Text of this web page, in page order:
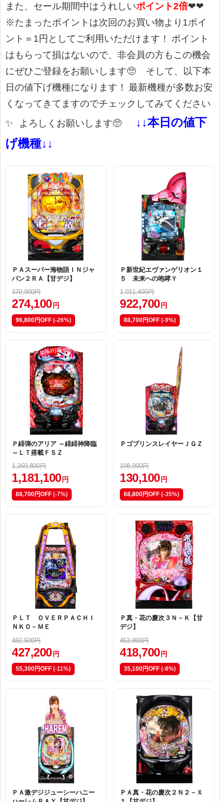
また、セール期間中はうれしいポイント2倍❤❤
※たまったポイントは次回のお買い物より1ポイ
ント＝1円としてご利用いただけます！
ポイント
はもらって損はないので、非会員の方もこの機会
にぜひご登録をお願いします🥺
そして、以下本
日の値下げ機種になります！ 最新機種が多数お安
くなってきてますのでチェックしてみてください
✨
よろしくお願いします🥺
↓↓本日の値下
げ機種↓↓
ＰＡスーパー海物語ＩＮジャ
パン２ＲＡ【甘デジ】
370,900円
274,100 円
96,800円OFF (-26%)
Ｐ新世紀エヴァンゲリオン１
５ 未来への咆哮Ｙ
1,011,400円
922,700 円
88,700円OFF (-9%)
Ｐ緋弾のアリア ～緋緋神降臨
～ＬＴ搭載ＦＳＺ
1,269,800円
1,181,100 円
88,700円OFF (-7%)
ＰゴブリンスレイヤーＪＧＺ
198,900円
130,100 円
68,800円OFF (-35%)
ＰＬＴ ＯＶＥＲＰＡＣＨＩ
ＮＫＯ－ＭＥ
482,500円
427,200 円
55,300円OFF (-11%)
Ｐ真・花の慶次３Ｎ－Ｋ【甘
デジ】
453,800円
418,700 円
35,100円OFF (-8%)
ＰＡ激デジジューシーハニー
ＰＡ真・花の慶次２Ｎ２－Ｘ